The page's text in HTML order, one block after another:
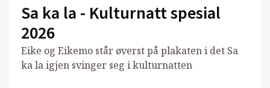
Sa ka la - Kulturnatt spesial
2026
Eike og Eikemo står øverst på plakaten i det Sa
ka la igjen svinger seg i kulturnatten